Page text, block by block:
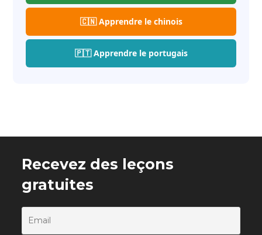
🇨🇳 Apprendre le chinois
🇵🇹 Apprendre le portugais
Recevez des leçons
gratuites